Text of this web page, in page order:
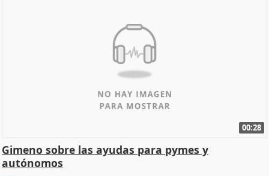
00:28
Gimeno sobre las ayudas para pymes y
autónomos